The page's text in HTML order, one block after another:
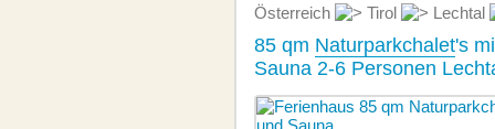
Österreich Tirol Lechtal
85 qm Naturparkchalet's
Sauna 2-6 Personen